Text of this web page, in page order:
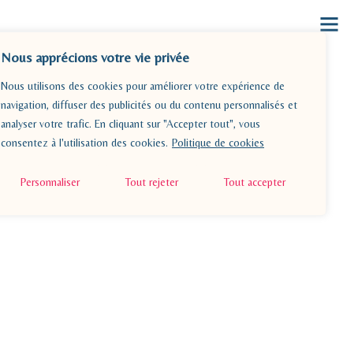
Nous apprécions votre vie privée
Nous utilisons des cookies pour améliorer votre expérience de
navigation, diffuser des publicités ou du contenu personnalisés et
analyser votre trafic. En cliquant sur "Accepter tout", vous
consentez à l'utilisation des cookies. Politique de cookies
Personnaliser Tout rejeter Tout accepter